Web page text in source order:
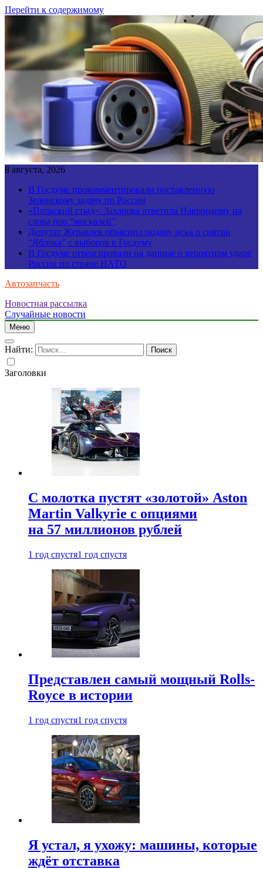
Перейти к содержимому
8 августа, 2026
В Госдуме прокомментировали поставленную
Зеленскому задачу по России
«Польский стыд»: Захарова ответила Навроцкому на
слова про “москалей”
Депутат Журавлев объяснил подачу иска о снятии
“Яблока” с выборов в Госдуму
В Госдуме отреагировали на данные о вероятном ударе
России по стране НАТО
Автозапчасть
Новостная рассылка
Случайные новости
Меню
Найти:
Заголовки
С молотка пустят «золотой» Aston
Martin Valkyrie с опциями
на 57 миллионов рублей
1 год спустя1 год спустя
Представлен самый мощный Rolls-
Royce в истории
1 год спустя1 год спустя
Я устал, я ухожу: машины, которые
ждёт отставка